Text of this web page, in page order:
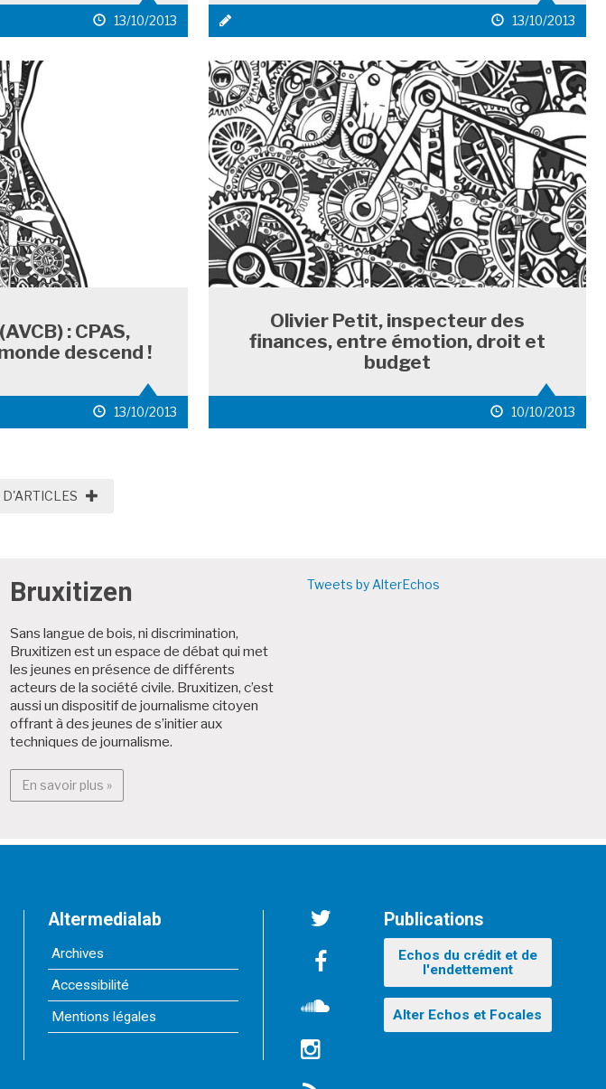
date
de
13/10/2013
média
date
de
13/10/2013
: CPAS,
descend !
date
de
13/10/2013
Olivier Petit, inspecteur des
finances, entre émotion, droit et
budget
date
de
10/10/2013
D'ARTICLES AFFICHER PLUS D'ARTICLES
Bruxitizen
Sans langue de bois, ni discrimination,
Bruxitizen est un espace de débat qui met
les jeunes en présence de différents
acteurs de la société civile. Bruxitizen, c’est
aussi un dispositif de journalisme citoyen
offrant à des jeunes de s’initier aux
techniques de journalisme.
En savoir plus »En savoir plus : Bruxitizen
Tweets by AlterEchos
Altermedialab
Archives
Accessibilité
Mentions légales
Instagram
Publications
Echos du crédit et de
l'endettement
Alter Echos et Focales